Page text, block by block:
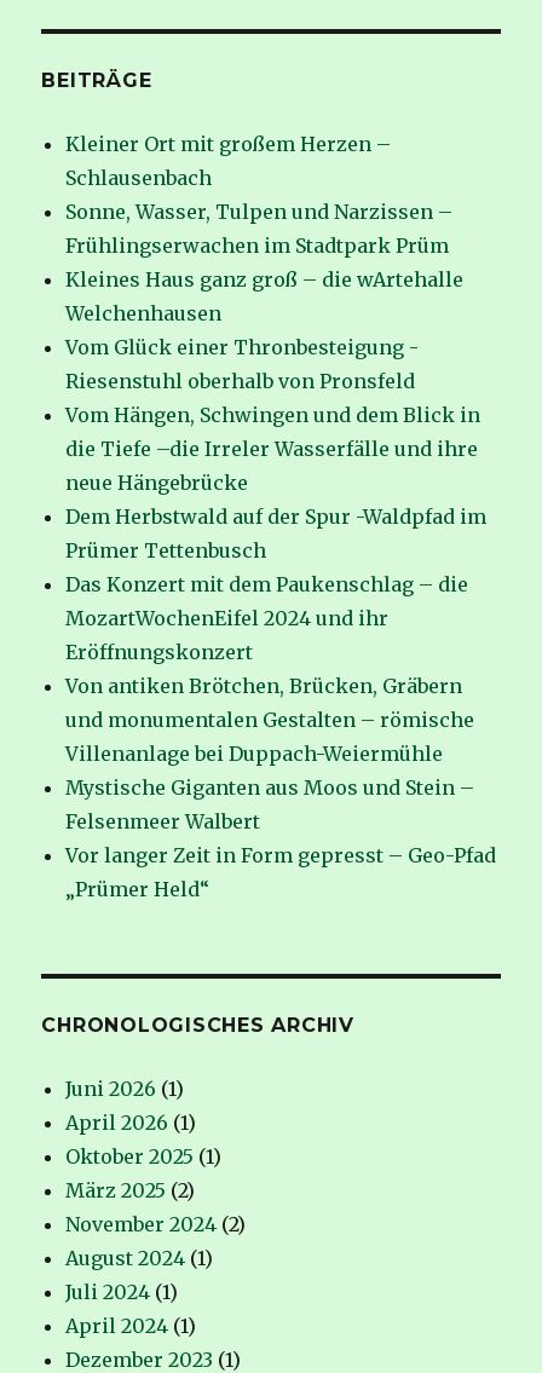
BEITRÄGE
Kleiner Ort mit großem Herzen –
Schlausenbach
Sonne, Wasser, Tulpen und Narzissen –
Frühlingserwachen im Stadtpark Prüm
Kleines Haus ganz groß – die wArtehalle
Welchenhausen
Vom Glück einer Thronbesteigung -
Riesenstuhl oberhalb von Pronsfeld
Vom Hängen, Schwingen und dem Blick in
die Tiefe –die Irreler Wasserfälle und ihre
neue Hängebrücke
Dem Herbstwald auf der Spur -Waldpfad im
Prümer Tettenbusch
Das Konzert mit dem Paukenschlag – die
MozartWochenEifel 2024 und ihr
Eröffnungskonzert
Von antiken Brötchen, Brücken, Gräbern
und monumentalen Gestalten – römische
Villenanlage bei Duppach-Weiermühle
Mystische Giganten aus Moos und Stein –
Felsenmeer Walbert
Vor langer Zeit in Form gepresst – Geo-Pfad
„Prümer Held“
CHRONOLOGISCHES ARCHIV
Juni 2026 (1)
April 2026 (1)
Oktober 2025 (1)
März 2025 (2)
November 2024 (2)
August 2024 (1)
Juli 2024 (1)
April 2024 (1)
Dezember 2023 (1)